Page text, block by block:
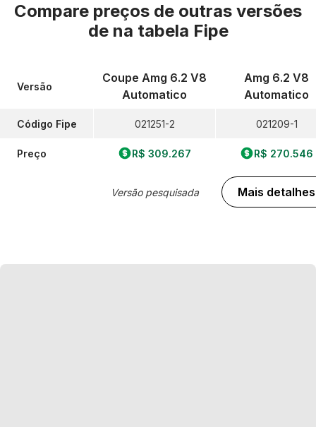
Compare preços de outras versões
de na tabela Fipe
Versão
Código Fipe
Preço
Coupe Amg 6.2 V8
Automatico
021251-2
R$ 309.267
Versão pesquisada
Amg 6.2 V8
Automatico
021209-1
R$ 270.546
Mais detalhes